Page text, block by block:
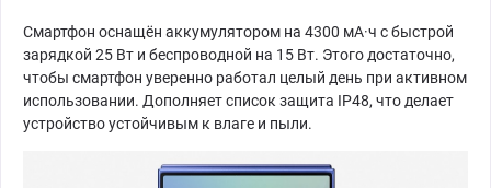
Смартфон оснащён аккумулятором на 4300 мА·ч с быстрой
зарядкой 25 Вт и беспроводной на 15 Вт. Этого достаточно,
чтобы смартфон уверенно работал целый день при активном
использовании. Дополняет список защита IP48, что делает
устройство устойчивым к влаге и пыли.